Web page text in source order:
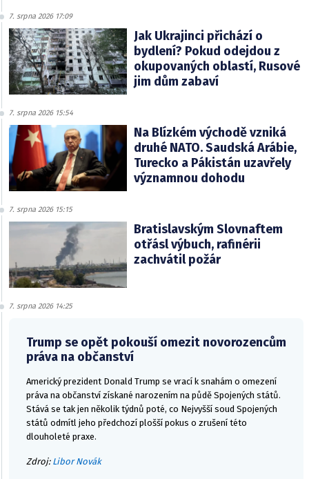
7. srpna 2026 17:09
Jak Ukrajinci přichází o
bydlení? Pokud odejdou z
okupovaných oblastí, Rusové
jim dům zabaví
7. srpna 2026 15:54
Na Blízkém východě vzniká
druhé NATO. Saudská Arábie,
Turecko a Pákistán uzavřely
významnou dohodu
7. srpna 2026 15:15
Bratislavským Slovnaftem
otřásl výbuch, rafinérii
zachvátil požár
7. srpna 2026 14:25
Trump se opět pokouší omezit novorozencům
práva na občanství
Americký prezident Donald Trump se vrací k snahám o omezení
práva na občanství získané narozením na půdě Spojených států.
Stává se tak jen několik týdnů poté, co Nejvyšší soud Spojených
států odmítl jeho předchozí plošší pokus o zrušení této
dlouholeté praxe.
Zdroj: Libor Novák